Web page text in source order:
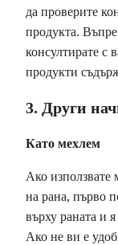
да проверите
продукта.
консултирате с
продукти
3. Други
Като мехлем
Ако използвате
на рана, първо
върху раната и
Ако не ви е